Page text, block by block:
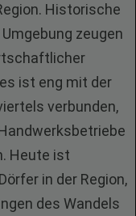
Historische
zeugen
ist eng mit der
verbunden,
Heute ist
in der Region,
des Wandels